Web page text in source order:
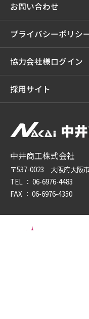
中
中井商工株式会社
〒537-0023 大阪府大阪
TEL ： 06-6976-4483
FAX ： 06-6976-4350
お問い合わせ
プライバシーポリシ
協力会社様ログイン
採用サイト